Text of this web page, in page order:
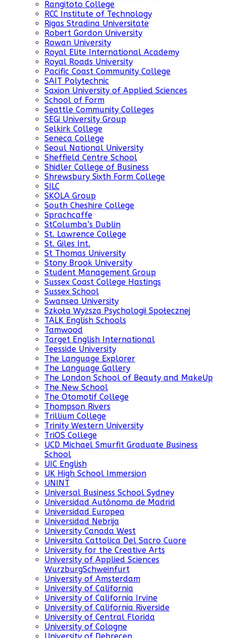
Rangitoto College
RCC Institute of Technology
Rigas Stradina Universitate
Robert Gordon University
Rowan University
Royal Elite International Academy
Royal Roads University
Pacific Coast Community College
SAIT Polytechnic
Saxion University of Applied Sciences
School of Form
Seattle Community Colleges
SEGi University Group
Selkirk College
Seneca College
Seoul National University
Sheffield Centre School
Shidler College of Business
Shrewsbury Sixth Form College
SILC
SKOLA Group
South Cheshire College
Sprachcaffe
StColumba’s Dublin
St. Lawrence College
St. Giles Int.
St Thomas University
Stony Brook University
Student Management Group
Sussex Coast College Hastings
Sussex School
Swansea University
Szkoła Wyższa Psychologii Społecznej
TALK English Schools
Tamwood
Target English International
Teesside University
The Language Explorer
The Language Gallery
The London School of Beauty and MakeUp
The New School
The Otomotif College
Thompson Rivers
Trillium College
Trinity Western University
TriOS College
UCD Michael Smurfit Graduate Business
School
UIC English
UK High School Immersion
UNINT
Universal Business School Sydney
Universidad Autónoma de Madrid
Universidad Europea
Universidad Nebrija
University Canada West
Universita Cattolica Del Sacro Cuore
University for the Creative Arts
University of Applied Sciences
WurzburgSchweinfurt
University of Amsterdam
University of California
University of California Irvine
University of California Riverside
University of Central Florida
University of Cologne